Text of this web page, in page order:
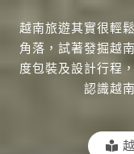
越南旅遊其實很輕
角落，試著發掘越
度包裝及設計行程
認識越